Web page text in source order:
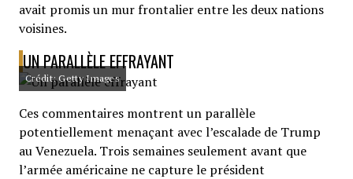
avait promis un mur frontalier entre les deux nations
voisines.
UN PARALLÈLE EFFRAYANT
Crédit: Getty Images
Ces commentaires montrent un parallèle
potentiellement menaçant avec l’escalade de Trump
au Venezuela. Trois semaines seulement avant que
l’armée américaine ne capture le président